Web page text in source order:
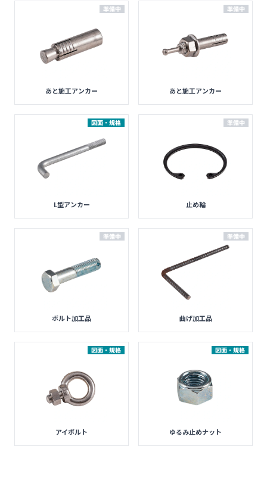
準備中
あと施工アンカー
準備中
あと施工アンカー
図面・規格
L型アンカー
準備中
止め輪
準備中
ボルト加工品
準備中
曲げ加工品
図面・規格
アイボルト
図面・規格
ゆるみ止めナット